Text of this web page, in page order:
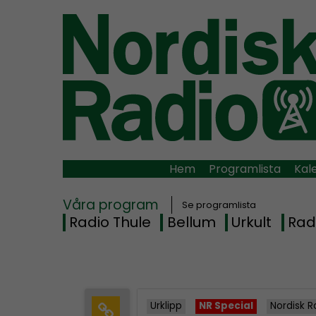
Hem Programlista
Våra program Se programlista
Radio Thule Bellum Urkult
Urklipp NR Special Nordisk